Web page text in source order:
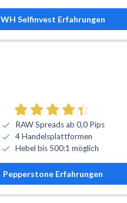
WH Selfinvest Erfahrungen
RAW Spreads ab 0,0 Pips
4 Handelsplattformen
Hebel bis 500:1 möglich
Pepperstone Erfahrungen